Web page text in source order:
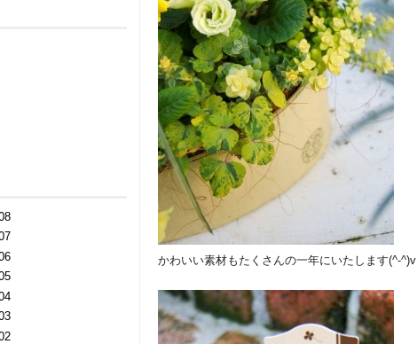
かわいい素材もたくさんの一年にいたします(^-^)v